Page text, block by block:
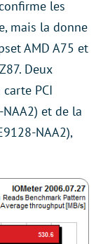
les
mais la donne
AMD A75 et
Deux
PCI
et de la
NAA2),